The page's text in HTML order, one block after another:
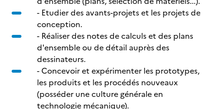
- Etudier des avants-projets et les projets de
conception.
- Réaliser des notes de calculs et des plans
d'ensemble ou de détail auprès des
dessinateurs.
- Concevoir et expérimenter les prototypes,
les produits et les procédés nouveaux
(posséder une culture générale en
technologie mécanique).